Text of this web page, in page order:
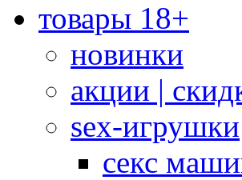
товары 18+
новинки
акции |
sex-игрушки
секс